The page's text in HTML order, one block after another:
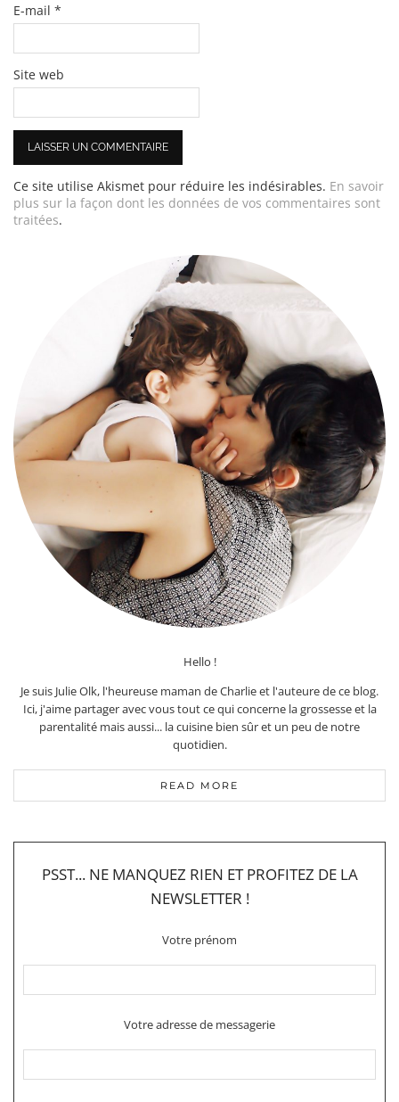
E-mail *
Site web
Ce site utilise Akismet pour réduire les indésirables. En savoir
plus sur la façon dont les données de vos commentaires sont
traitées.
Hello !
Je suis Julie Olk, l'heureuse maman de Charlie et l'auteure de ce blog.
Ici, j'aime partager avec vous tout ce qui concerne la grossesse et la
parentalité mais aussi... la cuisine bien sûr et un peu de notre
quotidien.
READ MORE
PSST... NE MANQUEZ RIEN ET PROFITEZ DE LA
NEWSLETTER !
Votre prénom
Votre adresse de messagerie